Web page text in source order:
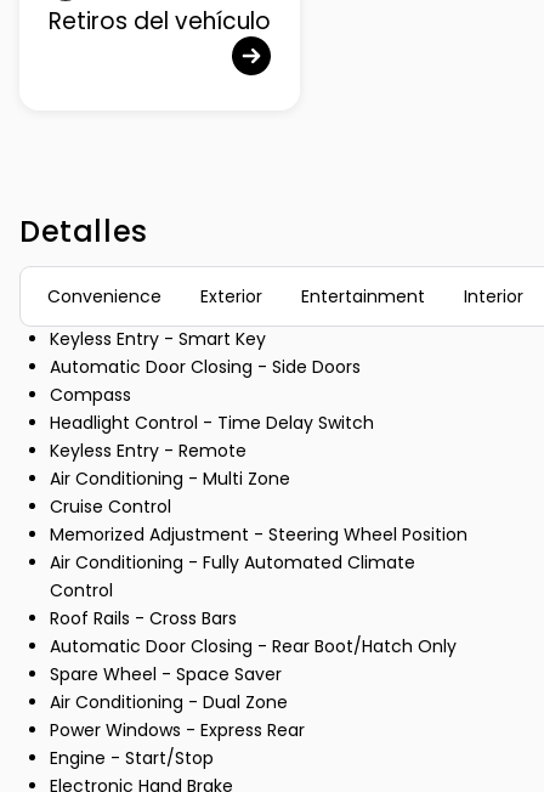
Retiros del vehículo
Detalles
Convenience Exterior Entertainment
Interior
Keyless Entry - Smart Key
Automatic Door Closing - Side Doors
Compass
Headlight Control - Time Delay Switch
Keyless Entry - Remote
Air Conditioning - Multi Zone
Cruise Control
Memorized Adjustment - Steering Wheel Position
Air Conditioning - Fully Automated Climate
Control
Roof Rails - Cross Bars
Automatic Door Closing - Rear Boot/Hatch Only
Spare Wheel - Space Saver
Air Conditioning - Dual Zone
Power Windows - Express Rear
Engine - Start/Stop
Electronic Hand Brake